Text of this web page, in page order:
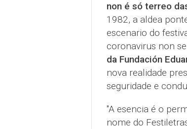
non é só terreo
1982, a aldea
escenario do
coronavirus non
da Fundación
nova realidade
seguridade e
"A esencia é o
nome do